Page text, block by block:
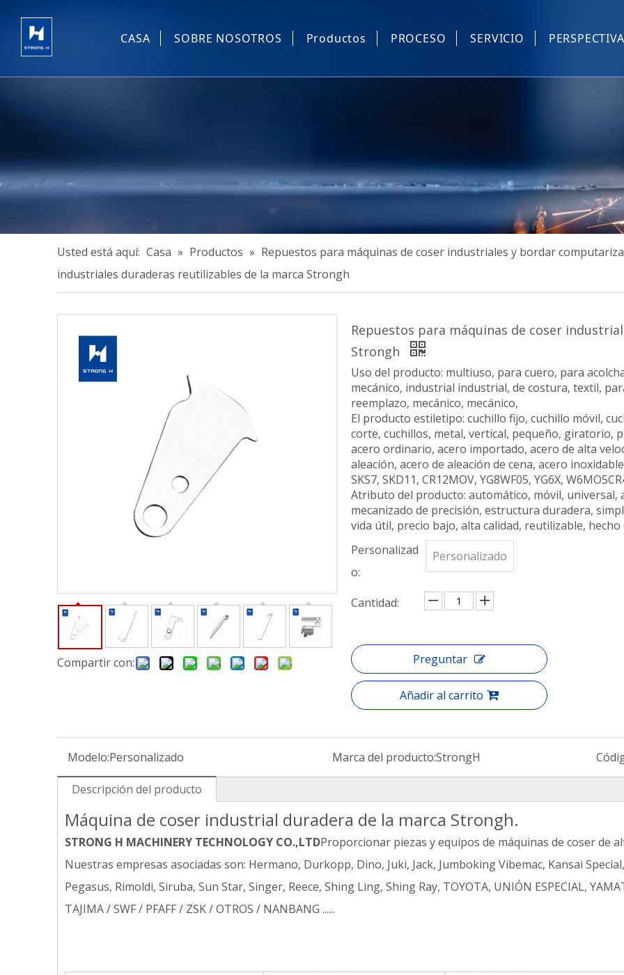
CASA SOBRE NOSOTROS Productos
Otros
PROCESO SERVICIO
Usted está aquí: Casa » Productos » Repuestos para máquinas de coser industriales y bordar
industriales duraderas reutilizables de la marca Strongh
Compartir con:
Repuestos para máquinas de coser
Strongh
Uso del producto: multiuso, para cuero, para
mecánico, industrial industrial, de costura, textil,
reemplazo, mecánico, mecánico,
El producto estiletipo: cuchillo fijo, cuchillo móvil,
corte, cuchillos, metal, vertical, pequeño, giratorio,
acero ordinario, acero importado, acero de alta
aleación, acero de aleación de cena, acero
SKS7, SKD11, CR12MOV, YG8WF05, YG6X,
Atributo del producto: automático, móvil, universal,
mecanizado de precisión, estructura duradera,
vida útil, precio bajo, alta calidad, reutilizable,
Personalizad
o:
Personalizado
Cantidad:
Preguntar
Añadir al carrito
Modelo:Personalizado Marca del producto:StrongH
Descripción del producto
Máquina de coser industrial duradera de la marca Strongh.
STRONG H MACHINERY TECHNOLOGY CO.,LTDProporcionar piezas y equipos de máquinas de coser de
Nuestras empresas asociadas son: Hermano, Durkopp, Dino, Juki, Jack, Jumboking Vibemac, Kansai
Pegasus, Rimoldi, Siruba, Sun Star, Singer, Reece, Shing Ling, Shing Ray, TOYOTA, UNIÓN ESPECIAL,
TAJIMA / SWF / PFAFF / ZSK / OTROS / NANBANG ......